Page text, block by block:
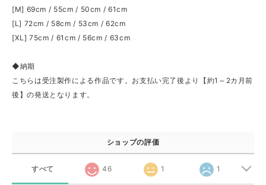
[M] 69cm / 55cm / 50cm / 61cm
[L] 72cm / 58cm / 53cm / 62cm
[XL] 75cm / 61cm / 56cm / 63cm
◆納期
こちらは受注製作による作品です。お支払い完了後より【約1～2カ月前
後】の発送となります。
ショップの評価
すべて 46 1 1